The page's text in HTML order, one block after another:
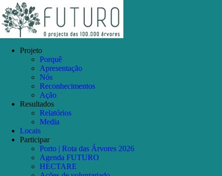
to
content
Facebook
Instagram
YouTube
Projeto
Porquê
Apresentação
Nós
Reconhecimentos
Ação
Resultados
Relatórios
Media
Locais
Participar
Porto | Rota das Árvores 2026
Agenda FUTURO
HECTARE